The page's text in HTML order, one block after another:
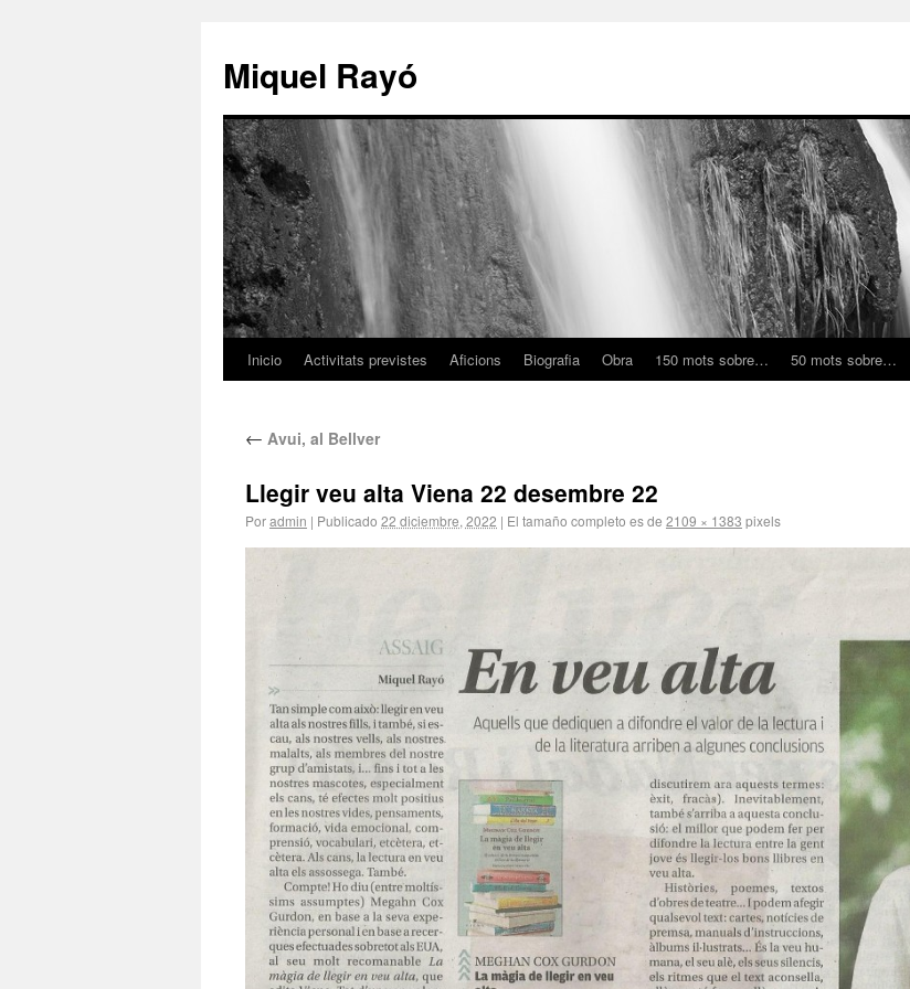
Miquel Rayó
Inicio Activitats previstes Aficions Biografia Obra 150 mots sobre… 50 mots sobre…
← Avui, al Bellver
Llegir veu alta Viena 22 desembre 22
Poradmin | Publicado 22 diciembre, 2022 | El tamaño completo es de 2109 × 1383 pixels